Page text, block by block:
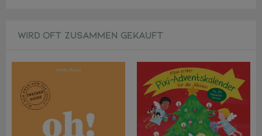
WIRD OFT ZUSAMMEN GEKAUFT